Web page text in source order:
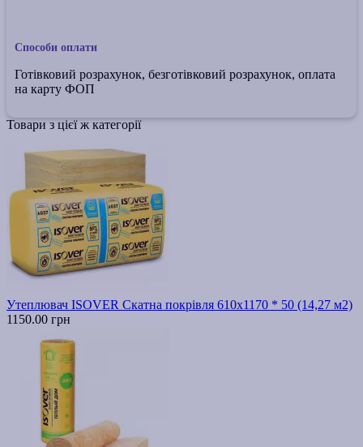
Способи оплати
Готівковий розрахунок, безготівковий розрахунок, оплата
на карту ФОП
Товари з цієї ж категорії
Утеплювач ISOVER Скатна покрівля 610х1170 * 50 (14,27 м2)
1150.00 грн